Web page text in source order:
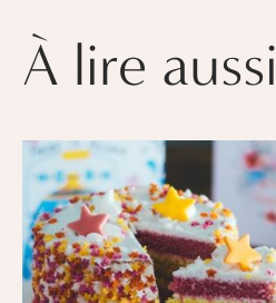
À lire aussi